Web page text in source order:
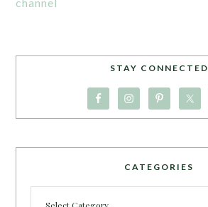
STAY CONNECTED
CATEGORIES